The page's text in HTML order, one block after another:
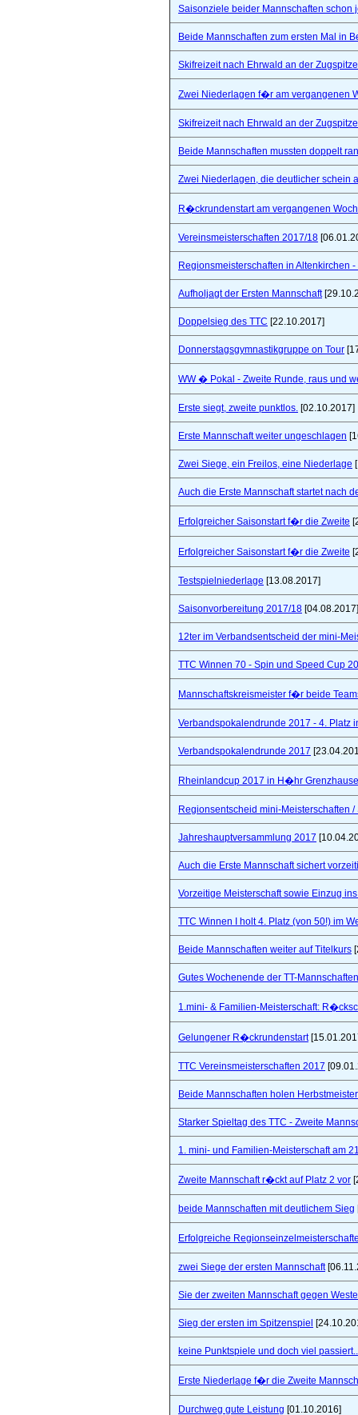
Saisonziele beider Mannschaften schon
Beide Mannschaften zum ersten Mal in
Skifreizeit nach Ehrwald an der Zugspitze
Zwei Niederlagen f�r am vergangenen
Skifreizeit nach Ehrwald an der Zugspitze
Beide Mannschaften mussten doppelt
Zwei Niederlagen, die deutlicher schein
R�ckrundenstart am vergangenen
Vereinsmeisterschaften 2017/18
Regionsmeisterschaften in Altenkirchen
Aufholjagt der Ersten Mannschaft
Doppelsieg des TTC [22.10.2017]
Donnerstagsgymnastikgruppe on Tour
WW � Pokal - Zweite Runde, raus und
Erste siegt, zweite punktlos. [02.10.2017]
Erste Mannschaft weiter ungeschlagen
Zwei Siege, ein Freilos, eine Niederlage
Auch die Erste Mannschaft startet nach
Erfolgreicher Saisonstart f�r die Zweite
Erfolgreicher Saisonstart f�r die Zweite
Testspielniederlage [13.08.2017]
Saisonvorbereitung 2017/18 [04.08.2017]
12ter im Verbandsentscheid der mini-
TTC Winnen 70 - Spin und Speed Cup
Mannschaftskreismeister f�r beide
Verbandspokalendrunde 2017 - 4. Platz
Verbandspokalendrunde 2017
Rheinlandcup 2017 in H�hr
Regionsentscheid mini-Meisterschaften
Jahreshauptversammlung 2017
Auch die Erste Mannschaft sichert
Vorzeitige Meisterschaft sowie Einzug
TTC Winnen I holt 4. Platz (von 50!) im
Beide Mannschaften weiter auf Titelkurs
Gutes Wochenende der TT-
1.mini- & Familien-Meisterschaft:
Gelungener R�ckrundenstart
TTC Vereinsmeisterschaften 2017
Beide Mannschaften holen
Starker Spieltag des TTC - Zweite
1. mini- und Familien-Meisterschaft am
Zweite Mannschaft r�ckt auf Platz 2 vor
beide Mannschaften mit deutlichem Sieg
Erfolgreiche
zwei Siege der ersten Mannschaft
Sie der zweiten Mannschaft gegen
Sieg der ersten im Spitzenspiel
keine Punktspiele und doch viel
Erste Niederlage f�r die Zweite
Durchweg gute Leistung [01.10.2016]